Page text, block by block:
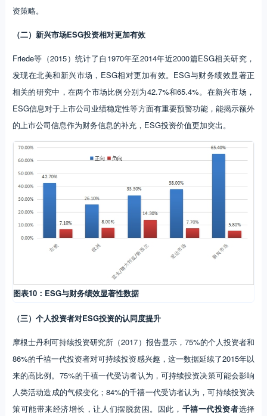
资策略。
（二）新兴市场ESG投资相对更加有效
Friede等（2015）统计了自1970年至2014年近2000篇ESG相关研究，
发现在北美和新兴市场，ESG相对更加有效。ESG与财务绩效显著正
相关的研究中，在两个市场比例分别为42.7%和65.4%。在新兴市场，
ESG信息对于上市公司业绩稳定性等方面有重要预警功能，能揭示额外
的上市公司信息作为财务信息的补充，ESG投资价值更加突出。
图表10：ESG与财务绩效显著性数据
（三）个人投资者对ESG投资的认同度提升
摩根士丹利可持续投资研究所（2017）报告显示，75%的个人投资者和
86%的千禧一代投资者对可持续投资感兴趣，这一数据延续了2015年以
来的高比例。75%的千禧一代受访者认为，可持续投资决策可能会影响
人类活动造成的气候变化；84%的千禧一代受访者认为，可持续投资决
策可能带来经济增长，让人们摆脱贫困。因此， 千禧一代投资者选择